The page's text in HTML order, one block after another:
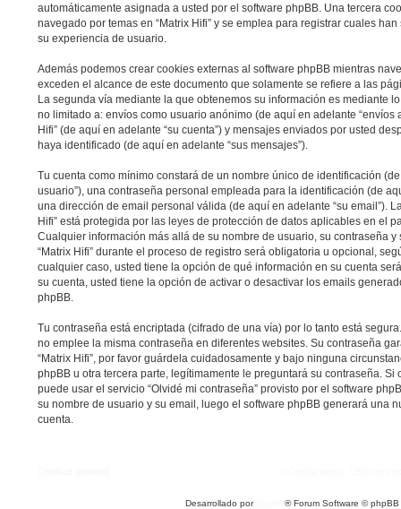
automáticamente asignada a usted por el software phpBB. Una tercera
navegado por temas en “Matrix Hifi” y se emplea para registrar cuales
su experiencia de usuario.
Además podemos crear cookies externas al software phpBB mientras
exceden el alcance de este documento que solamente se refiere a las
La segunda vía mediante la que obtenemos su información es mediante
no limitado a: envíos como usuario anónimo (de aquí en adelante “envíos
Hifi” (de aquí en adelante “su cuenta”) y mensajes enviados por usted
haya identificado (de aquí en adelante “sus mensajes”).
Tu cuenta como mínimo constará de un nombre único de identificación
usuario”), una contraseña personal empleada para la identificación (de
una dirección de email personal válida (de aquí en adelante “su email”).
Hifi” está protegida por las leyes de protección de datos aplicables en el
Cualquier información más allá de su nombre de usuario, su contraseña
“Matrix Hifi” durante el proceso de registro será obligatoria u opcional,
cualquier caso, usted tiene la opción de qué información en su cuenta
su cuenta, usted tiene la opción de activar o desactivar los emails
phpBB.
Tu contraseña está encriptada (cifrado de una vía) por lo tanto está
no emplee la misma contraseña en diferentes websites. Su contraseña
“Matrix Hifi”, por favor guárdela cuidadosamente y bajo ninguna
phpBB u otra tercera parte, legítimamente le preguntará su contraseña. Si
puede usar el servicio “Olvidé mi contraseña” provisto por el software
su nombre de usuario y su email, luego el software phpBB generará una
cuenta.
Desarrollado por
® Forum Software © phpBB